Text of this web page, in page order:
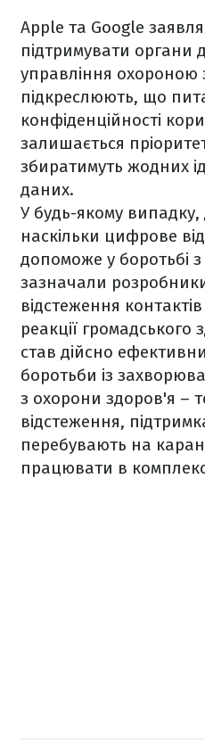
Apple та Google
підтримувати органи
управління охороною
підкреслюють, що
конфіденційності
залишається
збиратимуть жодних
даних.
У будь-якому випадку,
наскільки цифрове
допоможе у боротьбі
зазначали
відстеження
реакції громадського
став дійсно
боротьби із
з охорони здоров'я –
відстеження,
перебувають на
працювати в